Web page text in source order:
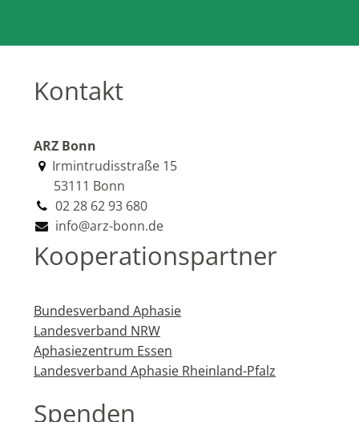
Kontakt
ARZ Bonn
Irmintrudisstraße 15
53111 Bonn
02 28 62 93 680
info@arz-bonn.de
Kooperationspartner
Bundesverband Aphasie
Landesverband NRW
Aphasiezentrum Essen
Landesverband Aphasie Rheinland-Pfalz
Spenden